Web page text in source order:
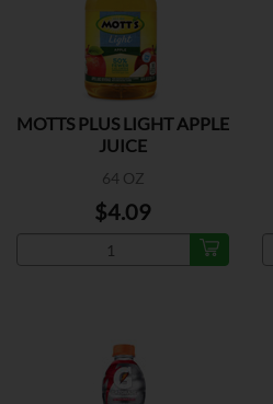
MOTTS PLUS LIGHT APPLE
JUICE
64 OZ
$4.09